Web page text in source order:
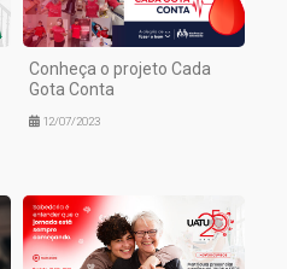
Conheça o projeto Cada
Gota Conta
12/07/2023